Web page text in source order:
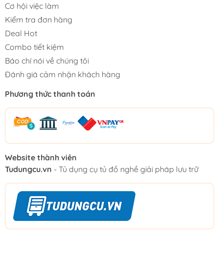
Cơ hội việc làm
Kiểm tra đơn hàng
Deal Hot
Combo tiết kiệm
Báo chí nói về chúng tôi
Đánh giá cảm nhận khách hàng
Phương thức thanh toán
Website thành viên
Tudungcu.vn - Tủ dụng cụ tủ đồ nghề giải pháp lưu trữ